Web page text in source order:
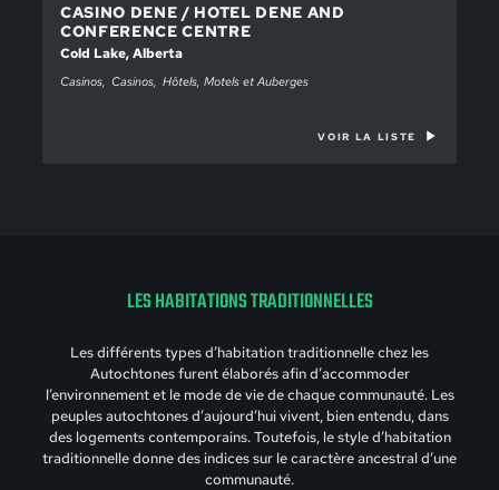
CASINO DENE / HOTEL DENE AND
CONFERENCE CENTRE
Cold Lake, Alberta
Casinos Casinos Hôtels, Motels et Auberges
VOIR LA LISTE
LES HABITATIONS TRADITIONNELLES
Les différents types d’habitation traditionnelle chez les
Autochtones furent élaborés afin d’accommoder
l’environnement et le mode de vie de chaque communauté. Les
peuples autochtones d’aujourd’hui vivent, bien entendu, dans
des logements contemporains. Toutefois, le style d’habitation
traditionnelle donne des indices sur le caractère ancestral d’une
communauté.